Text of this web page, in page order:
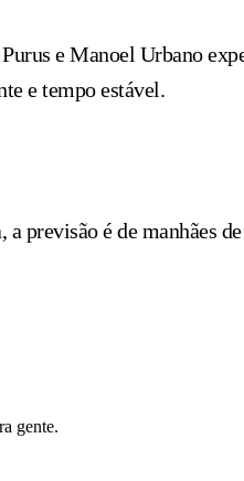
e Manoel Urbano
e tempo estável.
é de manhães
gente.